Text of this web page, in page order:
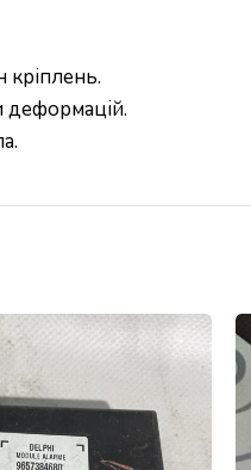
кріплень.
деформацій.